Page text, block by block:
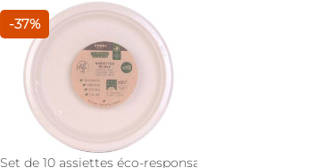
-37%
Set de 10 assiettes éco-responsables en blé 25 cm